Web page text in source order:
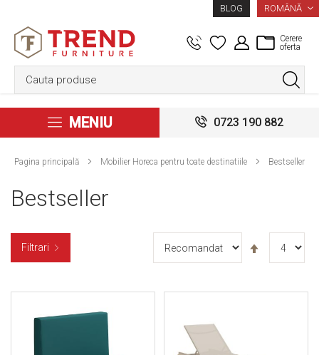
BLOG LIMBA
ROMÂNĂ
Cerere
oferta
MENIU 0723 190 882
Pagina principală Mobilier Horeca pentru toate destinatiile Bestseller
Bestseller
Filtrari
Setați